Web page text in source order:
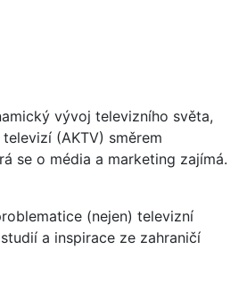
vývoj televizního světa,
(AKTV) směrem
se o média a marketing zajímá.
(nejen) televizní
a inspirace ze zahraničí